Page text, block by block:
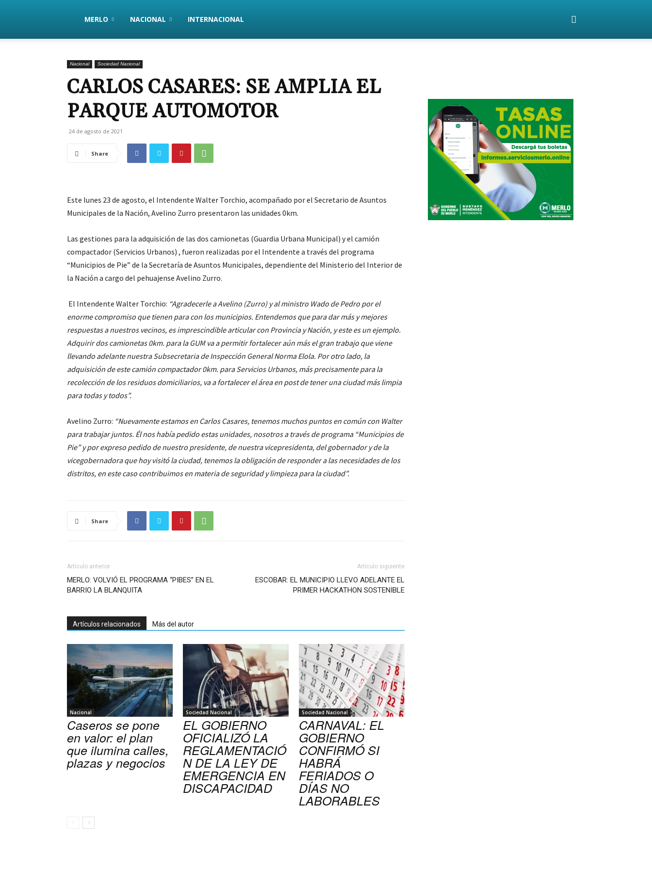
PanoramaHoy
MERLO NACIONAL INTERNACIONAL
Nacional Sociedad Nacional
CARLOS CASARES: SE AMPLIA EL
PARQUE AUTOMOTOR
24 de agosto de 2021
Share
Este lunes 23 de agosto, el Intendente Walter Torchio, acompañado por el Secretario de Asuntos
Municipales de la Nación, Avelino Zurro presentaron las unidades 0km.
Las gestiones para la adquisición de las dos camionetas (Guardia Urbana Municipal) y el camión
compactador (Servicios Urbanos) , fueron realizadas por el Intendente a través del programa
“Municipios de Pie” de la Secretaría de Asuntos Municipales, dependiente del Ministerio del Interior de
la Nación a cargo del pehuajense Avelino Zurro.
El Intendente Walter Torchio: “Agradecerle a Avelino (Zurro) y al ministro Wado de Pedro por el
enorme compromiso que tienen para con los municipios. Entendemos que para dar más y mejores
respuestas a nuestros vecinos, es imprescindible articular con Provincia y Nación, y este es un ejemplo.
Adquirir dos camionetas 0km. para la GUM va a permitir fortalecer aún más el gran trabajo que viene
llevando adelante nuestra Subsecretaria de Inspección General Norma Elola. Por otro lado, la
adquisición de este camión compactador 0km. para Servicios Urbanos, más precisamente para la
recolección de los residuos domiciliarios, va a fortalecer el área en post de tener una ciudad más limpia
para todas y todos”.
Avelino Zurro: “Nuevamente estamos en Carlos Casares, tenemos muchos puntos en común con Walter
para trabajar juntos. Él nos había pedido estas unidades, nosotros a través de programa “Municipios de
Pie” y por expreso pedido de nuestro presidente, de nuestra vicepresidenta, del gobernador y de la
vicegobernadora que hoy visitó la ciudad, tenemos la obligación de responder a las necesidades de los
distritos, en este caso contribuimos en materia de seguridad y limpieza para la ciudad”.
Share
Artículo anterior
MERLO: VOLVIÓ EL PROGRAMA “PIBES” EN EL
BARRIO LA BLANQUITA
Artículo siguiente
ESCOBAR: EL MUNICIPIO LLEVO ADELANTE EL
PRIMER HACKATHON SOSTENIBLE
Artículos relacionados Más del autor
Nacional
Caseros se pone
en valor: el plan
que ilumina calles,
plazas y negocios
Sociedad Nacional
EL GOBIERNO
OFICIALIZÓ LA
REGLAMENTACIÓ
N DE LA LEY DE
EMERGENCIA EN
DISCAPACIDAD
Sociedad Nacional
CARNAVAL: EL
GOBIERNO
CONFIRMÓ SI
HABRÁ
FERIADOS O
DÍAS NO
LABORABLES